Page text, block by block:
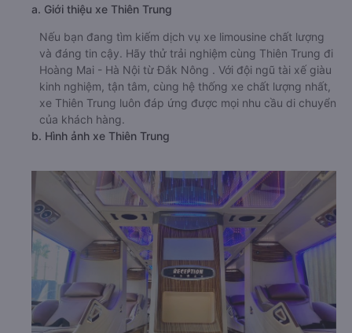
a. Giới thiệu xe Thiên Trung
Nếu bạn đang tìm kiếm dịch vụ xe limousine chất lượng
và đáng tin cậy. Hãy thử trải nghiệm cùng Thiên Trung đi
Hoàng Mai - Hà Nội từ Đắk Nông . Với đội ngũ tài xế giàu
kinh nghiệm, tận tâm, cùng hệ thống xe chất lượng nhất,
xe Thiên Trung luôn đáp ứng được mọi nhu cầu di chuyển
của khách hàng.
b. Hình ảnh xe Thiên Trung